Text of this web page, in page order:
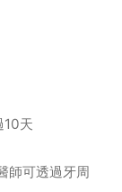
10天
師可透過牙周